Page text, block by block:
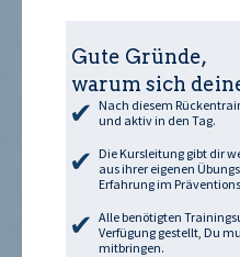
Gute Gründe,
warum sich
Nach diesem
und aktiv in den Tag.
Die Kursleitung gibt dir
aus ihrer eigenen
Erfahrung im
Alle benötigten
Verfügung gestellt, Du
mitbringen.